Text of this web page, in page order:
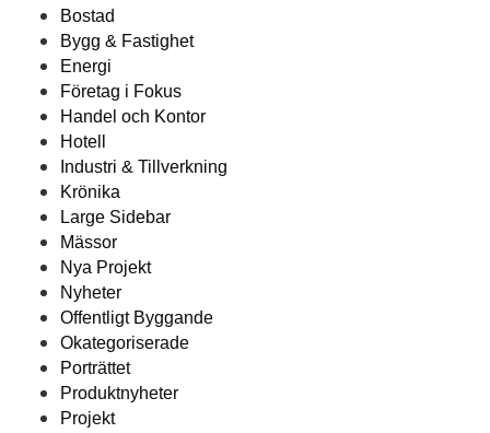
Bostad
Bygg & Fastighet
Energi
Företag i Fokus
Handel och Kontor
Hotell
Industri & Tillverkning
Krönika
Large Sidebar
Mässor
Nya Projekt
Nyheter
Offentligt Byggande
Okategoriserade
Porträttet
Produktnyheter
Projekt